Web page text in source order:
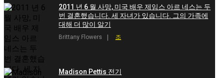
2011 년 6 월 사망, 미국 배우 제임스 아르 네스는 두
번 결혼했습니다. 세 자녀가 있습니다. 그의 가족에
대해 더 많이 알기
Brittany Flowers 조
Madison Pettis 전기